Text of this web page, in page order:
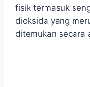
fisik termasuk
dioksida yang
ditemukan secara